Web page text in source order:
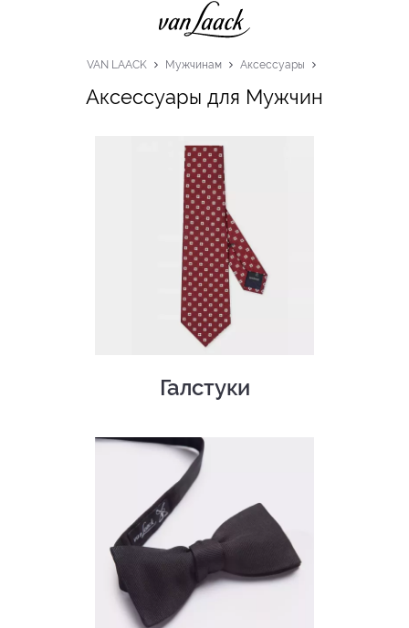
VAN LAACK Мужчинам Аксессуары
Аксессуары для Мужчин
Галстуки